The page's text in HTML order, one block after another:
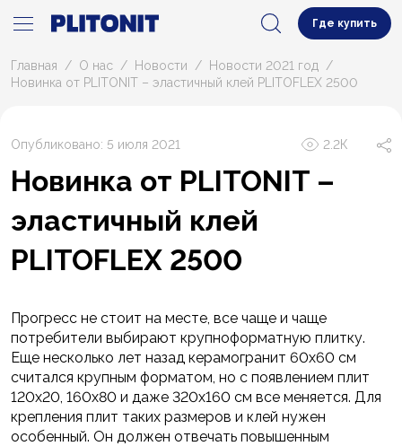
Где купить
Главная О нас Новости
Новости 2021 год
Новинка от PLITONIT – эластичный клей PLITOFLEX 2500
Опубликовано: 5 июля 2021 2.2К
Новинка от PLITONIT –
эластичный клей
PLITOFLEX 2500
Прогресс не стоит на месте, все чаще и чаще
потребители выбирают крупноформатную плитку.
Еще несколько лет назад керамогранит 60х60 см
считался крупным форматом, но с появлением плит
120х20, 160х80 и даже 320х160 см все меняется. Для
крепления плит таких размеров и клей нужен
особенный. Он должен отвечать повышенным